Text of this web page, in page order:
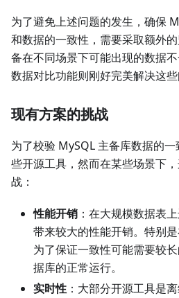
为了避免上述问题的发生，确保
和数据的一致性，需要采取额外
备在不同场景下可能出现的数据
数据对比功能则刚好完美解决这些
现有方案的挑战
为了校验 MySQL 主备库数据的
些开源工具，然而在某些场景下
战：
性能开销 ：在大规模数据表
带来较大的性能开销。特别
为了保证一致性可能需要较
据库的正常运行。
实时性 ：大部分开源工具是